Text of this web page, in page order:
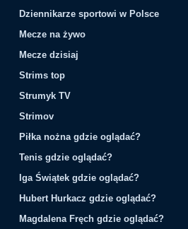
Dziennikarze sportowi w Polsce
Mecze na żywo
Mecze dzisiaj
Strims top
Strumyk TV
Strimov
Piłka nożna gdzie oglądać?
Tenis gdzie oglądać?
Iga Świątek gdzie oglądać?
Hubert Hurkacz gdzie oglądać?
Magdalena Fręch gdzie oglądać?